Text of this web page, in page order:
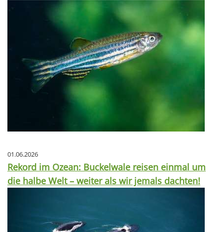
01.06.2026
Rekord im Ozean: Buckelwale reisen einmal um
die halbe Welt – weiter als wir jemals dachten!